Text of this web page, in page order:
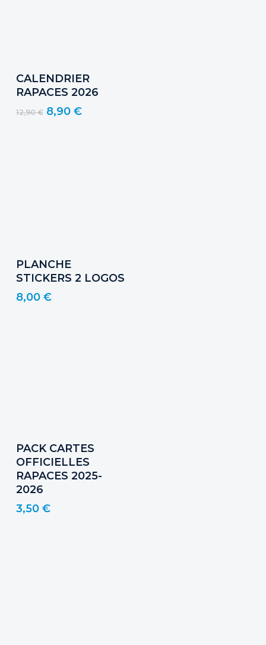
Ajouter Au Panier
CALENDRIER
RAPACES 2026
12,90€ Le
8,90 €Le
Ajouter Au Panier
PLANCHE
STICKERS 2 LOGOS
8,00 €
Ajouter Au Panier
PACK CARTES
OFFICIELLES
RAPACES 2025-
2026
3,50 €